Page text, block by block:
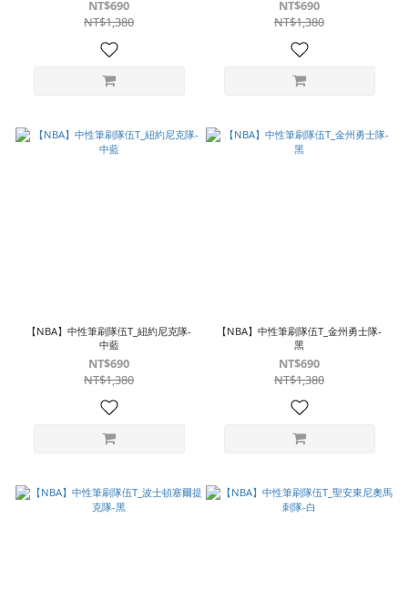
NT$690
NT$1,380
NT$690
NT$1,380
【NBA】中性筆刷隊伍T_紐約尼克隊-
中藍
NT$690
NT$1,380
【NBA】中性筆刷隊伍T_金州勇士隊-
黑
NT$690
NT$1,380